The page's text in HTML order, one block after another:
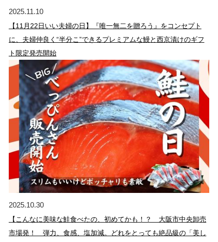
2025.11.10
【11月22日いい夫婦の日】『唯一無二を贈ろう』をコンセプト
に、夫婦仲良く“半分こ”できるプレミアムな鰻と西京漬けのギフ
ト限定発売開始
2025.10.30
【こんなに美味な鮭食べたの、初めてかも！？ 大阪市中央卸売
市場発！ 弾力、食感、塩加減。どれをとっても絶品級の「美し